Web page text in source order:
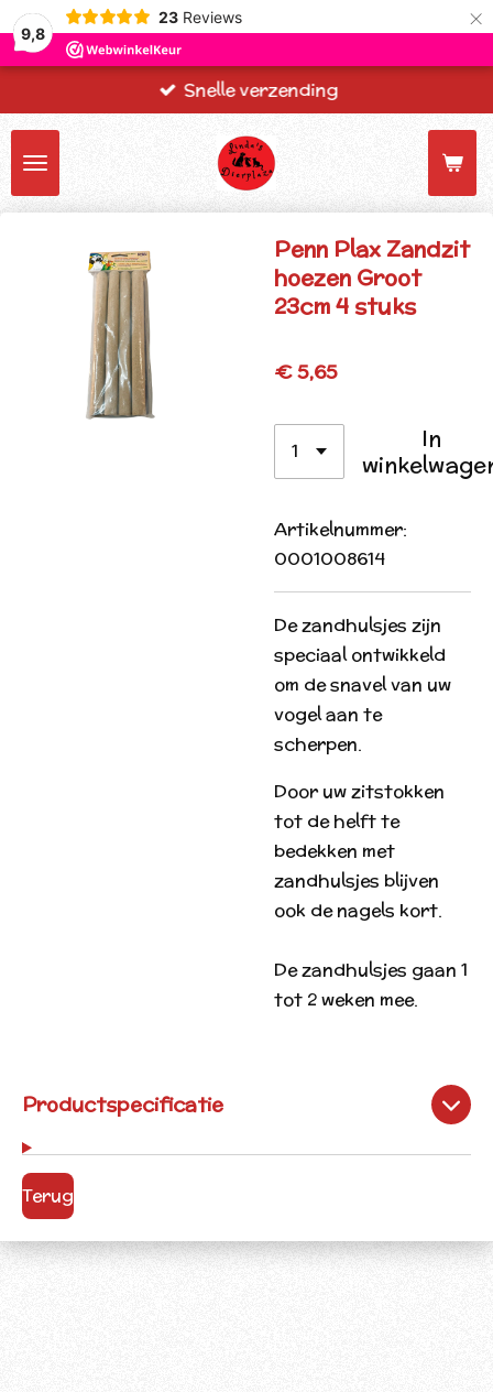
9,8
23 Reviews ×
Snelle verzending
Penn Plax Zandzit
hoezen Groot
23cm 4 stuks
€ 5,65
In
Artikelnummer:
0001008614
De zandhulsjes zijn
speciaal ontwikkeld
om de snavel van uw
vogel aan te
scherpen.
Door uw zitstokken
tot de helft te
bedekken met
zandhulsjes blijven
ook de nagels kort.
De zandhulsjes gaan 1
tot 2 weken mee.
Productspecificatie
Terug